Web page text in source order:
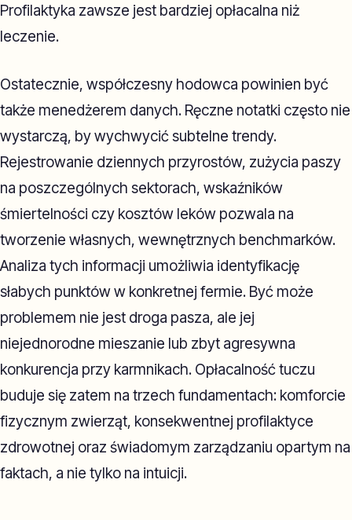
Profilaktyka zawsze jest bardziej opłacalna niż
leczenie.
Ostatecznie, współczesny hodowca powinien być
także menedżerem danych. Ręczne notatki często nie
wystarczą, by wychwycić subtelne trendy.
Rejestrowanie dziennych przyrostów, zużycia paszy
na poszczególnych sektorach, wskaźników
śmiertelności czy kosztów leków pozwala na
tworzenie własnych, wewnętrznych benchmarków.
Analiza tych informacji umożliwia identyfikację
słabych punktów w konkretnej fermie. Być może
problemem nie jest droga pasza, ale jej
niejednorodne mieszanie lub zbyt agresywna
konkurencja przy karmnikach. Opłacalność tuczu
buduje się zatem na trzech fundamentach: komforcie
fizycznym zwierząt, konsekwentnej profilaktyce
zdrowotnej oraz świadomym zarządzaniu opartym na
faktach, a nie tylko na intuicji.